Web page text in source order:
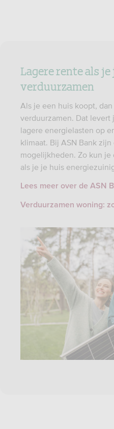
Lagere rente als
verduurzamen
Als je een huis koopt,
verduurzamen. Dat
lagere energielasten op
klimaat. Bij ASN Bank
mogelijkheden. Zo kun
als je je huis
Lees meer over de ASN
Verduurzamen woning: